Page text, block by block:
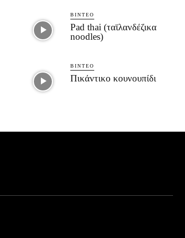
ΒΊΝΤΕΟ
Pad thai (ταϊλανδέζικα
noodles)
ΒΊΝΤΕΟ
Πικάντικο κουνουπίδι